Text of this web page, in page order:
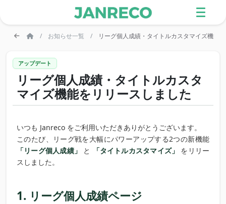
お知らせ一覧 リーグ個人成績・タイトルカスタマイズ機能
アップデート
リーグ個人成績・タイトルカスタ
マイズ機能をリリースしました
いつも Janreco をご利用いただきありがとうございます。
このたび、リーグ戦を大幅にパワーアップする2つの新機能
「リーグ個人成績」
と 「タイトルカスタマイズ」
をリリー
スしました。
1. リーグ個人成績ページ